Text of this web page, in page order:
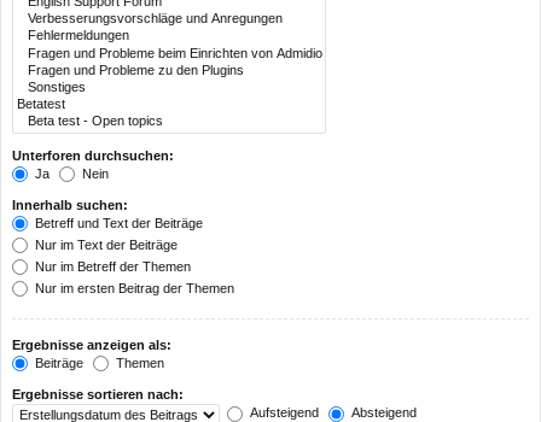
Unterforen durchsuchen:
Ja
Nein
Innerhalb suchen:
Betreff und Text der Beiträge
Nur im Text der Beiträge
Nur im Betreff der Themen
Nur im ersten Beitrag der Themen
Ergebnisse anzeigen als:
Beiträge
Themen
Ergebnisse sortieren nach:
Aufsteigend
Absteigend